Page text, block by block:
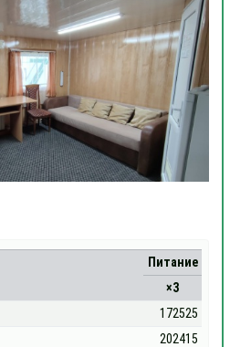
Питание
×3
172525
202415